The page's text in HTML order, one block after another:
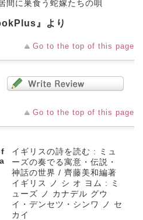
に巣食う蛇嫁たちの唄
』より
Go to the top of this page
Go to the top of this page
イギリスの詩を読む : ミュ
ーズの奏でる寓意・伝説・
神話の世界 / 齊藤美和編著
イギリス ノ シ オ ヨム : ミ
ューズ ノ カナデル グウ
イ・デンセツ・シンワ ノ セ
カイ